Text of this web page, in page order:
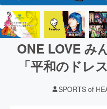
ONE LOVE み
「平和のドレ
SPORTS of